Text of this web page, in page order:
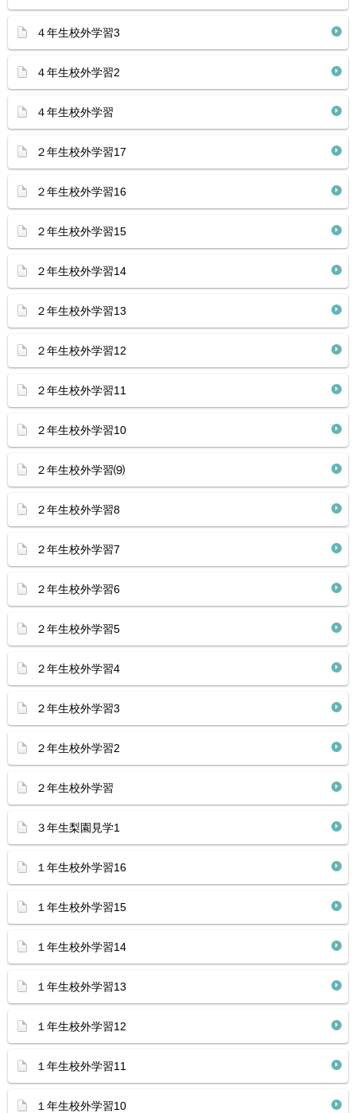
４年生校外学習3
４年生校外学習2
４年生校外学習
２年生校外学習17
２年生校外学習16
２年生校外学習15
２年生校外学習14
２年生校外学習13
２年生校外学習12
２年生校外学習11
２年生校外学習10
２年生校外学習⑼
２年生校外学習8
２年生校外学習7
２年生校外学習6
２年生校外学習5
２年生校外学習4
２年生校外学習3
２年生校外学習2
２年生校外学習
３年生梨園見学1
１年生校外学習16
１年生校外学習15
１年生校外学習14
１年生校外学習13
１年生校外学習12
１年生校外学習11
１年生校外学習10